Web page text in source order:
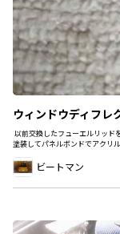
ウィンドウディフレ
以前交換したフューエルリッド
塗装してパネルボンドでアクリ
ビートマン